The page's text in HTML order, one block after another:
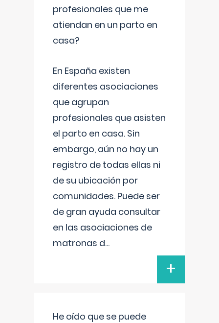
profesionales que me
atiendan en un parto en
casa?
En España existen
diferentes asociaciones
que agrupan
profesionales que asisten
el parto en casa. Sin
embargo, aún no hay un
registro de todas ellas ni
de su ubicación por
comunidades. Puede ser
de gran ayuda consultar
en las asociaciones de
matronas d...
+
He oído que se puede